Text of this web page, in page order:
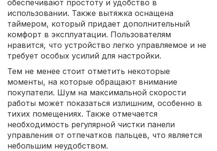
обеспечивают простоту и удобство в
использовании. Также вытяжка оснащена
таймером, который придает дополнительный
комфорт в эксплуатации. Пользователям
нравится, что устройство легко управляемое и не
требует особых усилий для настройки.
Тем не менее стоит отметить некоторые
моменты, на которые обращают внимание
покупатели. Шум на максимальной скорости
работы может показаться излишним, особенно в
тихих помещениях. Также отмечается
необходимость регулярной чистки панели
управления от отпечатков пальцев, что является
небольшим неудобством.